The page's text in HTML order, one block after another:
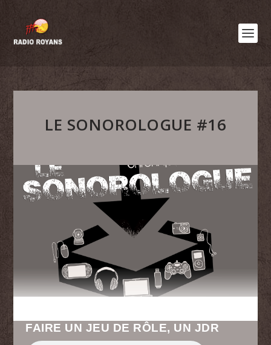
LE SONOROLOGUE #16
FAIRE UN JEU DE RÔLE, UN JDR